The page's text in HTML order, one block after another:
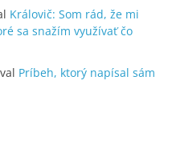
Královič: Som rád, že mi
sa snažím využívať čo
Príbeh, ktorý napísal sám